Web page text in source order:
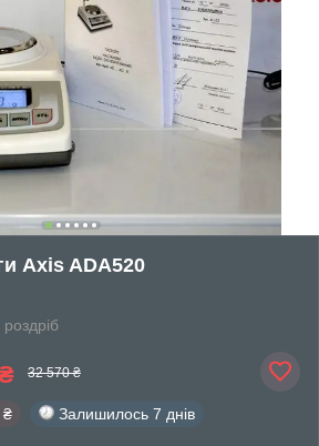
Axis ADA520
роздріб
32 570 ₴
₴ Залишилось 7 днів